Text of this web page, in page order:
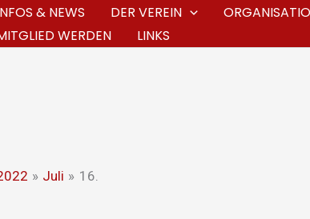
& NEWS DER VEREIN
WERDEN
LINKS
Juli 16.